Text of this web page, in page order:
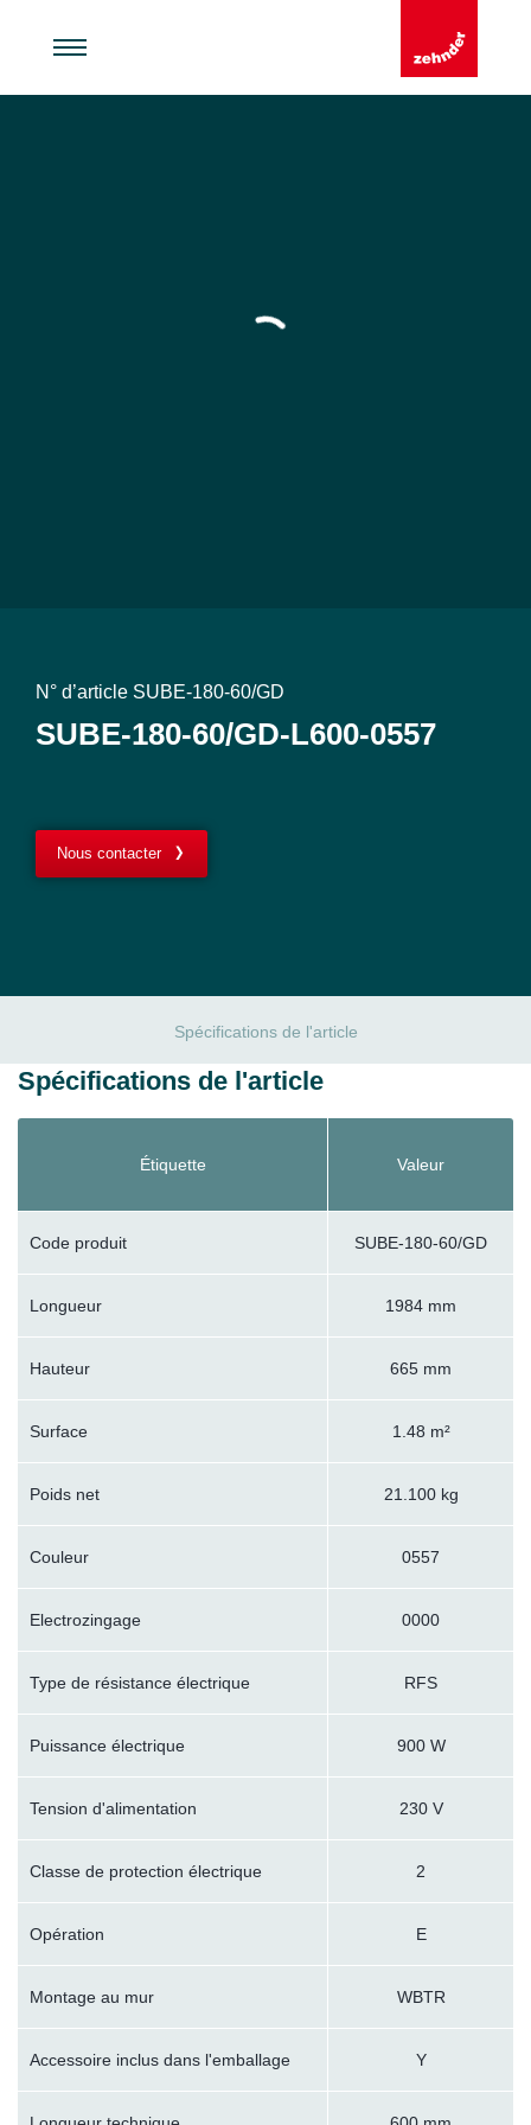
N° d’article SUBE-180-60/GD
SUBE-180-60/GD-L600-0557
Nous contacter
Spécifications de l'article
Spécifications de l'article
Étiquette Valeur
Code produit SUBE-180-60/GD
Longueur 1984 mm
Hauteur 665 mm
Surface 1.48 m²
Poids net 21.100 kg
Couleur 0557
Electrozingage 0000
Type de résistance électrique RFS
Puissance électrique 900 W
Tension d'alimentation 230 V
Classe de protection électrique 2
Opération E
Montage au mur WBTR
Accessoire inclus dans l'emballage Y